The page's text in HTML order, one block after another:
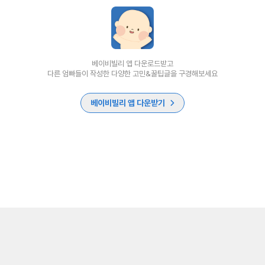
베이비빌리 앱 다운로드받고
다른 엄빠들이 작성한 다양한 고민&꿀팁글을 구경해보세요
베이비빌리 앱 다운받기